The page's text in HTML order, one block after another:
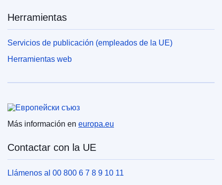
Herramientas
Servicios de publicación (empleados de la UE)
Herramientas web
Unión Europea
Más información en europa.eu
Contactar con la UE
Llámenos al 00 800 6 7 8 9 10 11